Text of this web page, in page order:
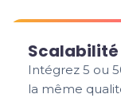
Scalabilité
Intégrez 5 ou
la même